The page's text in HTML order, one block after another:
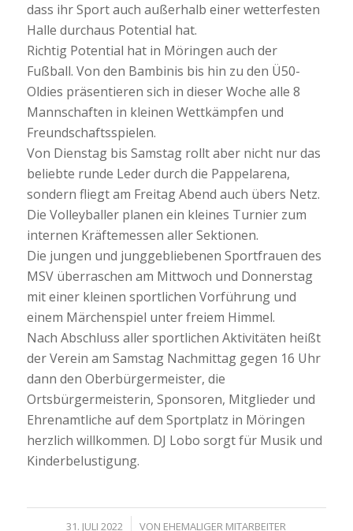
dass ihr Sport auch außerhalb einer wetterfesten
Halle durchaus Potential hat.
Richtig Potential hat in Möringen auch der
Fußball. Von den Bambinis bis hin zu den Ü50-
Oldies präsentieren sich in dieser Woche alle 8
Mannschaften in kleinen Wettkämpfen und
Freundschaftsspielen.
Von Dienstag bis Samstag rollt aber nicht nur das
beliebte runde Leder durch die Pappelarena,
sondern fliegt am Freitag Abend auch übers Netz.
Die Volleyballer planen ein kleines Turnier zum
internen Kräftemessen aller Sektionen.
Die jungen und junggebliebenen Sportfrauen des
MSV überraschen am Mittwoch und Donnerstag
mit einer kleinen sportlichen Vorführung und
einem Märchenspiel unter freiem Himmel.
Nach Abschluss aller sportlichen Aktivitäten heißt
der Verein am Samstag Nachmittag gegen 16 Uhr
dann den Oberbürgermeister, die
Ortsbürgermeisterin, Sponsoren, Mitglieder und
Ehrenamtliche auf dem Sportplatz in Möringen
herzlich willkommen. DJ Lobo sorgt für Musik und
Kinderbelustigung.
31. JULI 2022
/ VON EHEMALIGER MITARBEITER